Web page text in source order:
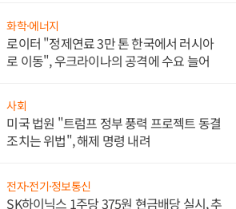
화학·에너지
로이터 "정제연료 3만 톤 한국에서 러시아
로 이동", 우크라이나의 공격에 수요 늘어
사회
미국 법원 "트럼프 정부 풍력 프로젝트 동결
조치는 위법", 해제 명령 내려
전자·전기·정보통신
SK하이닉스 1주당 375원 현금배당 실시, 추